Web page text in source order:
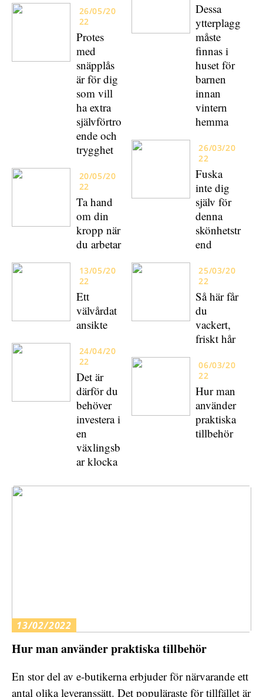
26/05/20
22
Protes
med
snäpplås
är för dig
som vill
ha extra
självförtro
ende och
trygghet
20/05/20
22
Ta hand
om din
kropp när
du arbetar
13/05/20
22
Ett
välvårdat
ansikte
24/04/20
22
Det är
därför du
behöver
investera i
en
växlingsb
ar klocka
Dessa
ytterplagg
måste
finnas i
huset för
barnen
innan
vintern
hemma
26/03/20
22
Fuska
inte dig
själv för
denna
skönhetstr
end
25/03/20
22
Så här får
du
vackert,
friskt hår
06/03/20
22
Hur man
använder
praktiska
tillbehör
13/02/2022
Hur man använder praktiska tillbehör
En stor del av e-butikerna erbjuder för närvarande ett
antal olika leveranssätt. Det populäraste för tillfället är